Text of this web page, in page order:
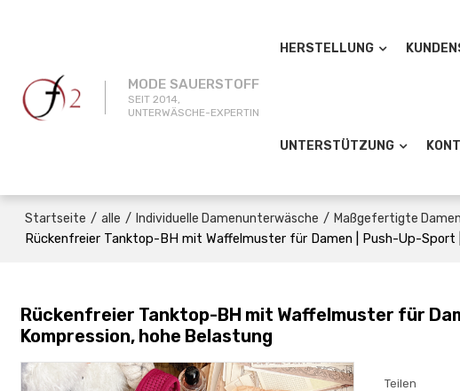
MODE SAUERSTOFF
SEIT 2014,
UNTERWÄSCHE-EXPERTIN
HERSTELLUNG
UNTERSTÜTZUNG
Startseite / alle / Individuelle Damenunterwäsche / Maßgefertigte
Rückenfreier Tanktop-BH mit Waffelmuster für Damen | Push-Up-
Rückenfreier Tanktop-BH mit Waffelmuster für
Kompression, hohe Belastung
Teilen